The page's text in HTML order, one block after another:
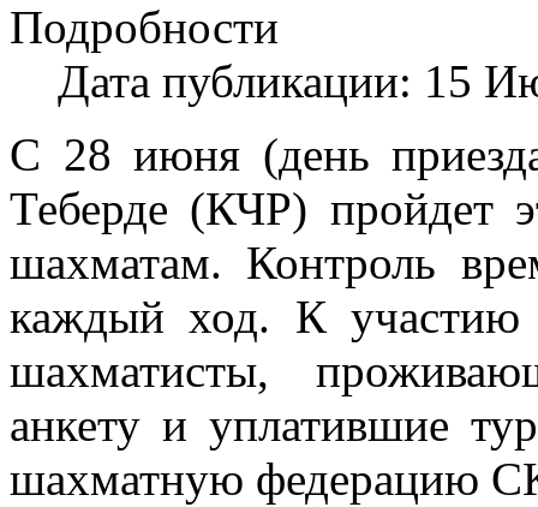
Подробности
Дата публикации: 15
С 28 июня (день
Теберде (КЧР)
шахматам. Контроль
каждый ход. К участию
шахматисты,
анкету и уплатившие
шахматную федерацию